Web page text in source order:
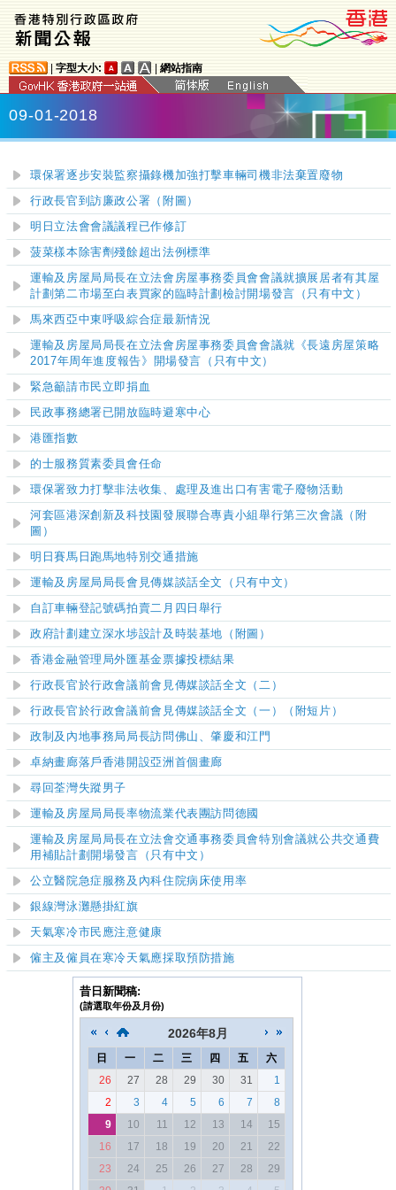
字型大小: 網站指南
09-01-2018
環保署逐步安裝監察攝錄機加強打擊車輛司機非法棄置廢物
行政長官到訪廉政公署（附圖）
明日立法會會議議程已作修訂
菠菜樣本除害劑殘餘超出法例標準
運輸及房屋局局長在立法會房屋事務委員會會議就擴展居者有其屋
計劃第二市場至白表買家的臨時計劃檢討開場發言（只有中文）
馬來西亞中東呼吸綜合症最新情況
運輸及房屋局局長在立法會房屋事務委員會會議就《長遠房屋策略
2017年周年進度報告》開場發言（只有中文）
緊急籲請市民立即捐血
民政事務總署已開放臨時避寒中心
港匯指數
的士服務質素委員會任命
環保署致力打擊非法收集、處理及進出口有害電子廢物活動
河套區港深創新及科技園發展聯合專責小組舉行第三次會議（附
圖）
明日賽馬日跑馬地特別交通措施
運輸及房屋局局長會見傳媒談話全文（只有中文）
自訂車輛登記號碼拍賣二月四日舉行
政府計劃建立深水埗設計及時裝基地（附圖）
香港金融管理局外匯基金票據投標結果
行政長官於行政會議前會見傳媒談話全文（二）
行政長官於行政會議前會見傳媒談話全文（一）（附短片）
政制及內地事務局局長訪問佛山、肇慶和江門
卓納畫廊落戶香港開設亞洲首個畫廊
尋回荃灣失蹤男子
運輸及房屋局局長率物流業代表團訪問德國
運輸及房屋局局長在立法會交通事務委員會特別會議就公共交通費
用補貼計劃開場發言（只有中文）
公立醫院急症服務及內科住院病床使用率
銀線灣泳灘懸掛紅旗
天氣寒冷市民應注意健康
僱主及僱員在寒冷天氣應採取預防措施
昔日新聞稿:
(請選取年份及月份)
2026年8月
日 一 二 三 四 五
六
26
27 28 29 30 31
1
2
3 4 5 6 7
8
9
10 11 12 13 14
15
16
17 18 19 20 21
22
23
24 25 26 27 28
29